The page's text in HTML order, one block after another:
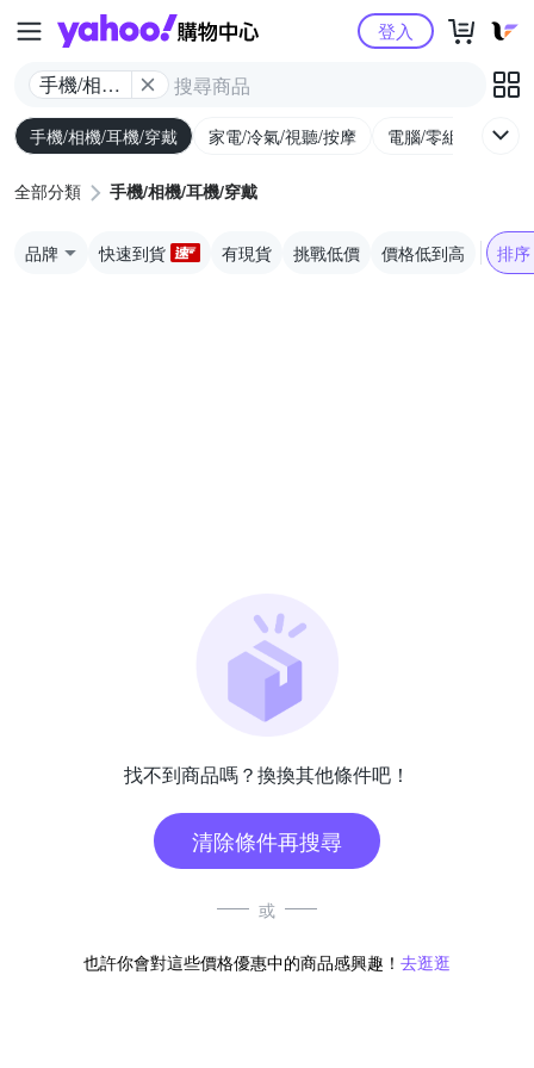
Yahoo購物中心
手機/相機/
耳機/穿戴
登入
手機/相機/耳機/穿戴 家電/冷氣/視聽/按摩 電腦/零組件/週邊/
全部分類 手機/相機/耳機/穿戴
品牌 快速到貨 有現貨 挑戰低價 價格低到高 排序
找不到商品嗎？換換其他條件吧！
清除條件再搜尋
或
也許你會對這些價格優惠中的商品感興趣！ 去逛逛